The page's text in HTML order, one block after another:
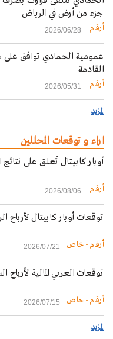
جزء من أرض في الرياض
أرقام 2026/06/28
عمومية الحمادي توافق على
القادمة
أرقام 2026/05/31
المزيد
اراء و توقعات المحللين
أوبار كابيتال تُعلق على
أرقام 2026/08/06
توقعات أوبار كابيتال لأرباح الربع
أرقام - خاص 2026/07/21
توقعات العربي المالية لأرباح
أرقام - خاص 2026/07/15
المزيد